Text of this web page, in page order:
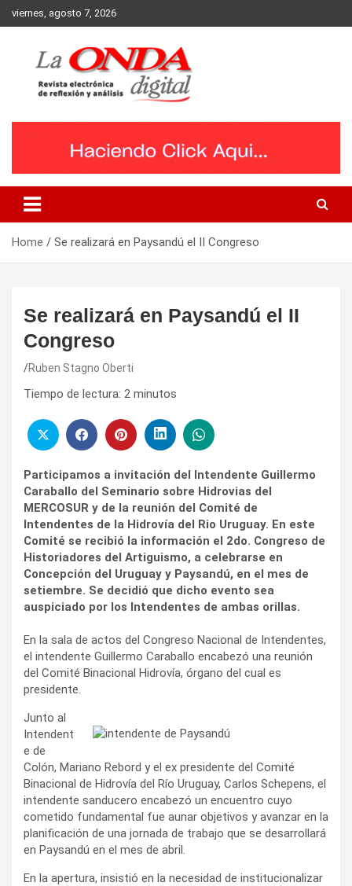
Skip
to
viernes, agosto 7, 2026
Home Se realizará en Paysandú el II Congreso
Se realizará en Paysandú el II
Congreso
Ruben Stagno Oberti
Tiempo de lectura: 2 minutos
Participamos a invitación del Intendente Guillermo
Caraballo del Seminario sobre Hidrovias del
MERCOSUR y de la reunión del Comité de
Intendentes de la Hidrovía del Rio Uruguay. En este
Comité se recibió la información el 2do. Congreso de
Historiadores del Artiguismo, a celebrarse en
Concepción del Uruguay y Paysandú, en el mes de
setiembre. Se decidió que dicho evento sea
auspiciado por los Intendentes de ambas orillas.
En la sala de actos del Congreso Nacional de Intendentes,
el intendente Guillermo Caraballo encabezó una reunión
del Comité Binacional Hidrovía, órgano del cual es
presidente.
Junto al
Intendent
e de
Colón, Mariano Rebord y el ex presidente del Comité
Binacional de Hidrovía del Río Uruguay, Carlos Schepens, el
intendente sanducero encabezó un encuentro cuyo
cometido fundamental fue aunar objetivos y avanzar en la
planificación de una jornada de trabajo que se desarrollará
en Paysandú en el mes de abril.
En la apertura, insistió en la necesidad de institucionalizar